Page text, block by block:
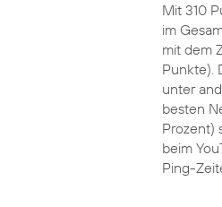
Mit 310
im
mit dem
Punkte).
unter
besten
Prozent)
beim
Ping-